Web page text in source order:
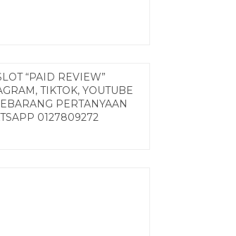
“PAID REVIEW”
TIKTOK, YOUTUBE
PERTANYAAN
0127809272